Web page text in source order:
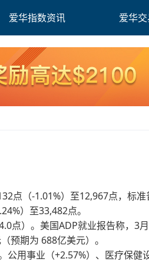
爱华指数资讯 爱华
点（-1.01%）至12,967点，标
）至33,482点。
点）。美国ADP就业报告称，3
预期为 688亿美元）。
公用事业（+2.57%）、医疗保健